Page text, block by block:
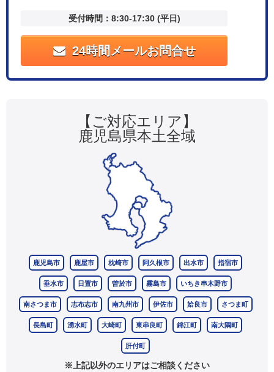
受付時間：8:30-17:30 (平日)
24時間メールお問合せ
【ご対応エリア】
鹿児島県本土全域
鹿児島市 鹿屋市 枕崎市 阿久根市 出水市 指宿市
垂水市 日置市 曽於市 霧島市 いちき串木野市
南さつま市 志布志市 南九州市 伊佐市 姶良市 さつま町
長島町 湧水町 大崎町 東串良町 錦江町 南大隅町
肝付町
※上記以外のエリアはご相談ください